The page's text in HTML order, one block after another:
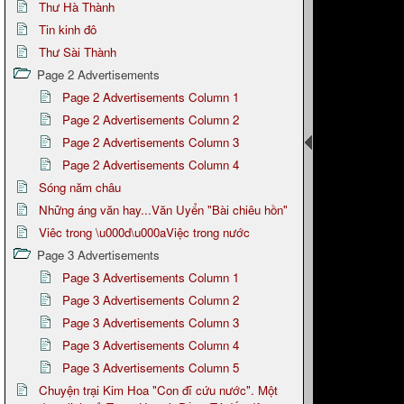
Thư Hà Thành
Tin kinh đô
Thư Sài Thành
Page 2 Advertisements
Page 2 Advertisements Column 1
Page 2 Advertisements Column 2
Page 2 Advertisements Column 3
Page 2 Advertisements Column 4
Sóng năm châu
Những áng văn hay...Văn Uyển "Bài chiêu hồn"
Viêc trong \u000d\u000aViệc trong nước
Page 3 Advertisements
Page 3 Advertisements Column 1
Page 3 Advertisements Column 2
Page 3 Advertisements Column 3
Page 3 Advertisements Column 4
Page 3 Advertisements Column 5
Chuyện trại Kim Hoa "Con đĩ cứu nước". Một